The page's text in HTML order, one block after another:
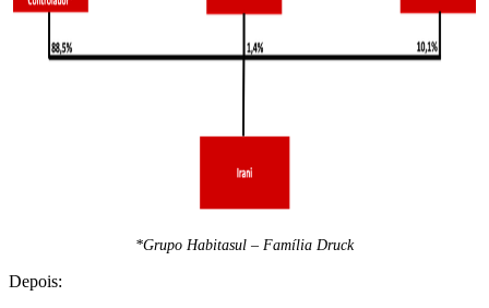
*Grupo Habitasul – Família Druck
Depois: